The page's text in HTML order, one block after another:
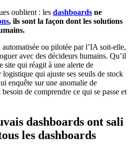
oublient : les dashboards ne
, ils sont la façon dont les solutions
ou pilotée par l’IA soit-elle,
avec des décideurs humains. Qu’il
site qui réagit à une alerte de
qui ajuste ses seuils de stock
enquête sur une anomalie de
de comprendre ce qui se passe et
dashboards ont sali
les dashboards